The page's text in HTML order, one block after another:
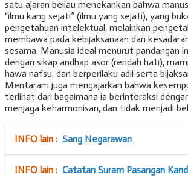
satu ajaran beliau menekankan bahwa
“ilmu kang sejati” (ilmu yang sejati), yang
pengetahuan intelektual, melainkan
membawa pada kebijaksanaan dan
sesama. Manusia ideal menurut pandangan
dengan sikap andhap asor (rendah hati),
hawa nafsu, dan berperilaku adil serta
Mentaram juga mengajarkan bahwa
terlihat dari bagaimana ia berinteraksi
menjaga keharmonisan, dan tidak menjadi
INFO lain : Sang Negarawan
INFO lain : Catatan Suram Pasangan